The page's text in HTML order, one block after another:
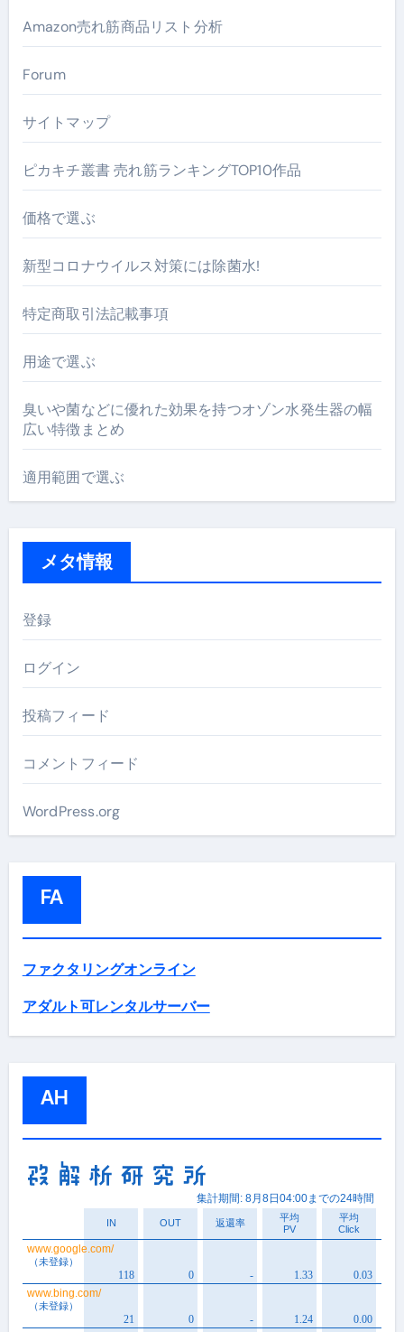
Amazon売れ筋商品リスト分析
Forum
サイトマップ
ピカキチ叢書 売れ筋ランキングTOP10作品
価格で選ぶ
新型コロナウイルス対策には除菌水!
特定商取引法記載事項
用途で選ぶ
臭いや菌などに優れた効果を持つオゾン水発生器の幅
広い特徴まとめ
適用範囲で選ぶ
メタ情報
登録
ログイン
投稿フィード
コメントフィード
WordPress.org
FA
ファクタリングオンライン
アダルト可レンタルサーバー
AH